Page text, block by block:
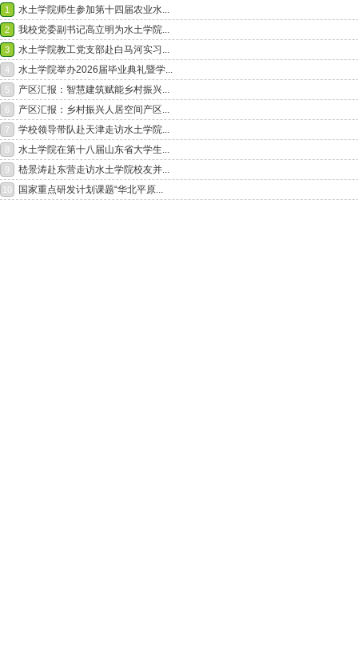
1 水土学院师生参加第十四届农业水...
2 我校党委副书记高立明为水土学院...
3 水土学院教工党支部赴白马河实习...
4 水土学院举办2026届毕业典礼暨学...
5 产区汇报：智慧建筑赋能乡村振兴...
6 产区汇报：乡村振兴人居空间产区...
7 学校领导带队赴天津走访水土学院...
8 水土学院在第十八届山东省大学生...
9 嵇景涛赴东营走访水土学院校友并...
10 国家重点研发计划课题“华北平原...